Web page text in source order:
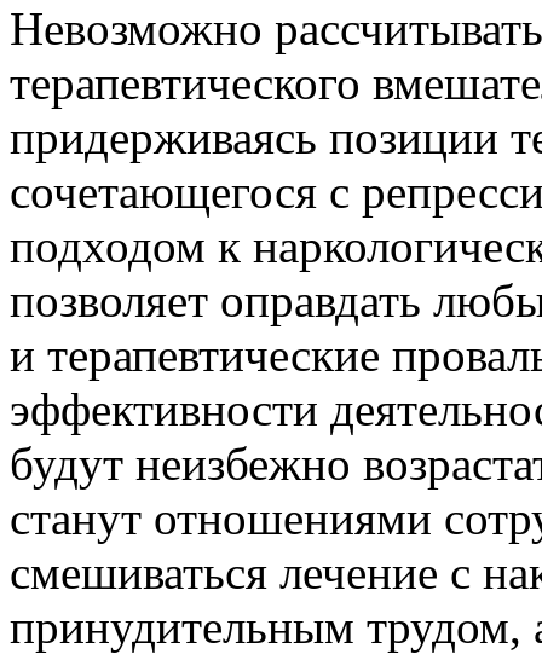
Невозможно
терапевтического
придерживаясь позиции
сочетающегося с
подходом к
позволяет оправдать
и терапевтические
эффективности
будут неизбежно
станут отношениями
смешиваться лечение с
принудительным трудом,